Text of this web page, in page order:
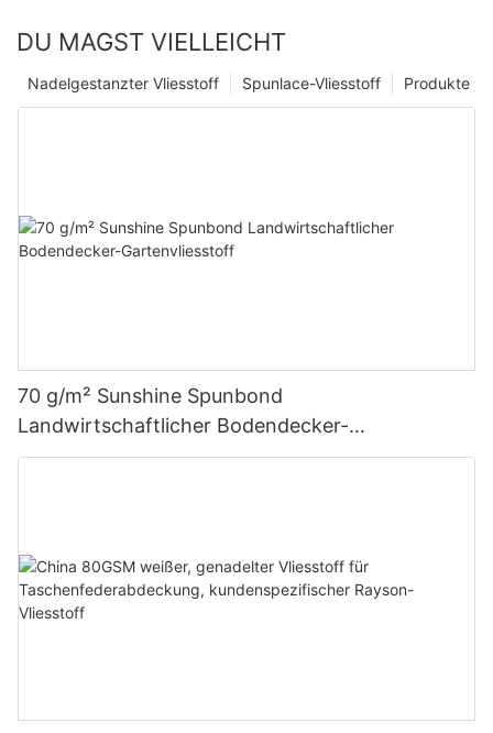
DU MAGST VIELLEICHT
Produkte
Spunlace-Vliesstoff
Nadelgestanzter Vliesstoff
70 g/m² Sunshine Spunbond
Landwirtschaftlicher Bodendecker-
Gartenvliesstoff